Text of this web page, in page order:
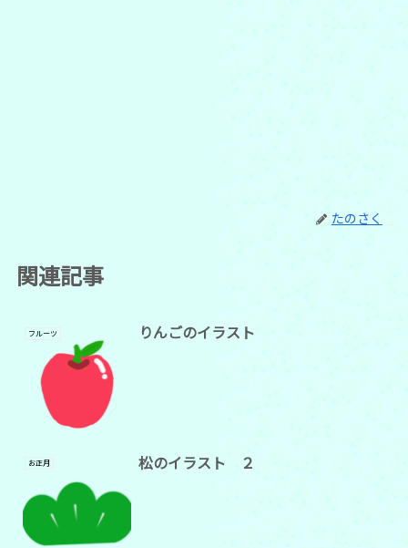
たのさく
関連記事
フルーツ りんごのイラスト
お正月 松のイラスト ２